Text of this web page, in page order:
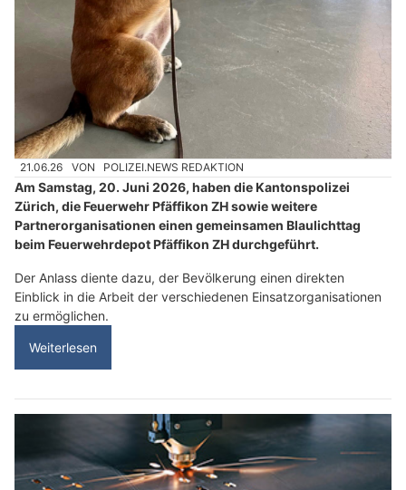
21.06.26 VON POLIZEI.NEWS REDAKTION
Am Samstag, 20. Juni 2026, haben die Kantonspolizei
Zürich, die Feuerwehr Pfäffikon ZH sowie weitere
Partnerorganisationen einen gemeinsamen Blaulichttag
beim Feuerwehrdepot Pfäffikon ZH durchgeführt.
Der Anlass diente dazu, der Bevölkerung einen direkten
Einblick in die Arbeit der verschiedenen Einsatzorganisationen
zu ermöglichen.
Weiterlesen